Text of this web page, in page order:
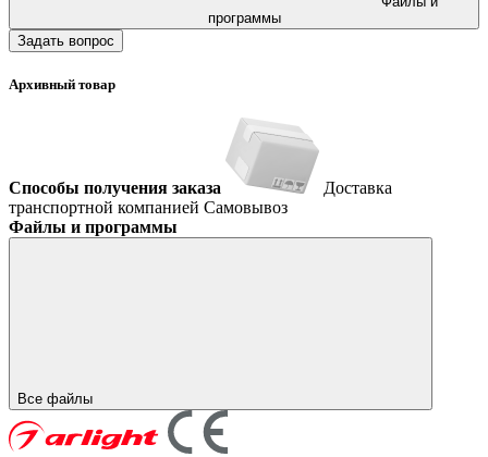
программы
Задать вопрос
Архивный товар
Способы получения заказа
Доставка
транспортной компанией Самовывоз
Файлы и программы
Все файлы